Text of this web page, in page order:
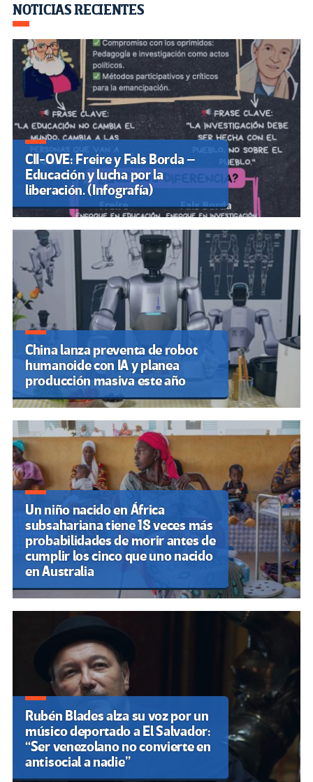
Navegación
de
entradas
NOTICIAS RECIENTES
CII-OVE: Freire y Fals Borda –
Educación y lucha por la
liberación. (Infografía)
China lanza preventa de robot
humanoide con IA y planea
producción masiva este año
Un niño nacido en África
subsahariana tiene 18 veces más
probabilidades de morir antes de
cumplir los cinco que uno nacido
en Australia
Rubén Blades alza su voz por un
músico deportado a El Salvador:
“Ser venezolano no convierte en
antisocial a nadie”